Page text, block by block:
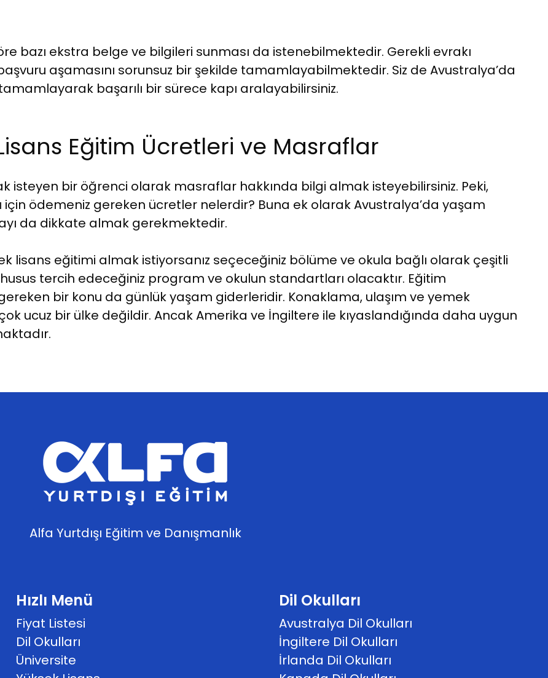
bazı ekstra belge ve bilgileri sunması da istenebilmektedir. Gerekli evrakı
aşamasını sorunsuz bir şekilde tamamlayabilmektedir. Siz de Avustralya’da
başarılı bir sürece kapı aralayabilirsiniz.
Eğitim Ücretleri ve Masraflar
isteyen bir öğrenci olarak masraflar hakkında bilgi almak isteyebilirsiniz. Peki,
ödemeniz gereken ücretler nelerdir? Buna ek olarak Avustralya’da yaşam
da dikkate almak gerekmektedir.
lisans eğitimi almak istiyorsanız seçeceğiniz bölüme ve okula bağlı olarak çeşitli
tercih edeceğiniz program ve okulun standartları olacaktır. Eğitim
bir konu da günlük yaşam giderleridir. Konaklama, ulaşım ve yemek
ucuz bir ülke değildir. Ancak Amerika ve İngiltere ile kıyaslandığında daha uygun
Alfa Yurtdışı Eğitim ve Danışmanlık
Hızlı Menü
Fiyat Listesi
Dil Okulları
Üniversite
Dil Okulları
Avustralya Dil Okulları
İngiltere Dil Okulları
İrlanda Dil Okulları